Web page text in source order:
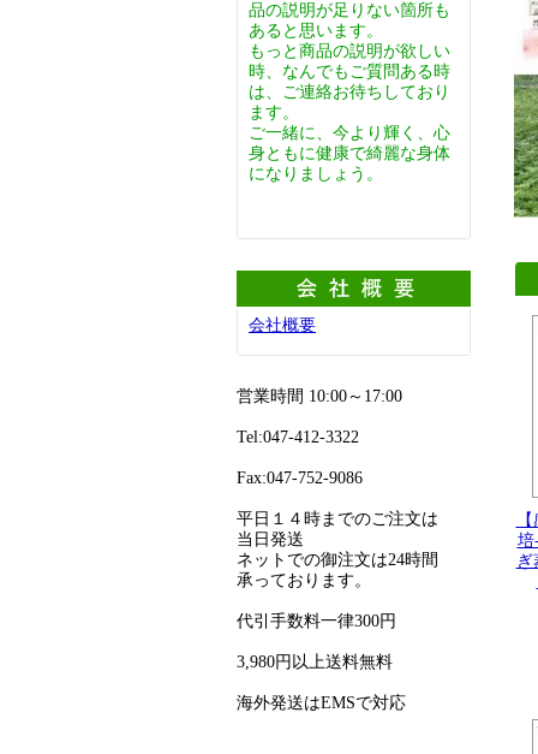
品の説明が足りない箇所も
あると思います。
もっと商品の説明が欲しい
時、なんでもご質問ある時
は、ご連絡お待ちしており
ます。
ご一緒に、今より輝く、心
身ともに健康で綺麗な身体
になりましょう。
会社概要
営業時間 10:00～17:00
Tel:047-412-3322
Fax:047-752-9086
平日１４時までのご注文は
当日発送
ネットでの御注文は24時間
承っております。
代引手数料一律300円
3,980円以上送料無料
海外発送はEMSで対応
培
ぎ